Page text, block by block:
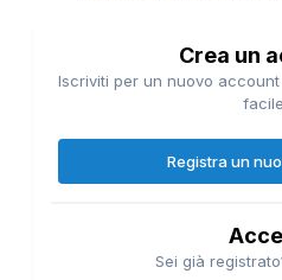
Crea un
Iscriviti per un nuovo
Registra un
Sei già